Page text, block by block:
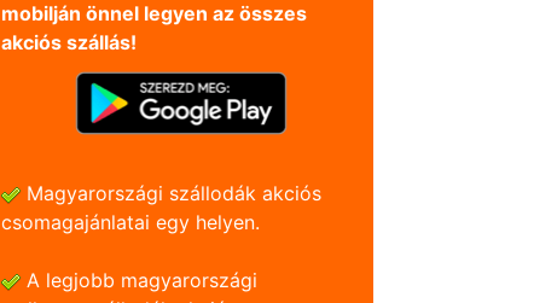
mobilján önnel legyen az összes
akciós szállás!
Magyarországi szállodák akciós
csomagajánlatai egy helyen.
A legjobb magyarországi